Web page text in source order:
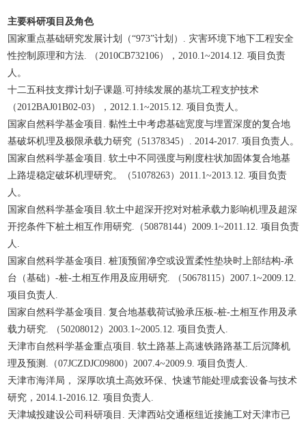
主要科研项目及角色
国家重点基础研究发展计划（“973”计划）. 灾害环境下地下工程安全
性控制原理和方法. （2010CB732106），2010.1~2014.12. 项目负责
人。
十二五科技支撑计划子课题.可持续发展的基坑工程支护技术
（2012BAJ01B02-03），2012.1.1~2015.12. 项目负责人。
国家自然科学基金项目. 黏性土中考虑基础宽度与埋置深度的复合地
基破坏机理及极限承载力研究（51378345）. 2014-2017. 项目负责人。
国家自然科学基金项目. 软土中不同强度与刚度柱状加固体复合地基
上路堤稳定破坏机理研究。（51078263）2011.1~2013.12. 项目负责
人。
国家自然科学基金项目.软土中超深开挖对对桩承载力影响机理及超深
开挖条件下桩土相互作用研究.（50878144）2009.1~2011.12. 项目负责
人.
国家自然科学基金项目. 桩顶预留净空或设置柔性垫块时上部结构-承
台（基础）-桩-土相互作用及应用研究. （50678115）2007.1~2009.12.
项目负责人.
国家自然科学基金项目. 复合地基载荷试验承压板-桩-土相互作用及承
载力研究. （50208012）2003.1~2005.12. 项目负责人.
天津市自然科学基金重点项目. 软土路基上高速铁路路基工后沉降机
理及预测.（07JCZDJC09800）2007.4~2009.9. 项目负责人.
天津市海洋局， 深厚吹填土高效环保、快速节能处理成套设备与技术
研究，2014.1-2016.12. 项目负责人.
天津城投建设公司科研项目. 天津西站交通枢纽近接施工对天津市已